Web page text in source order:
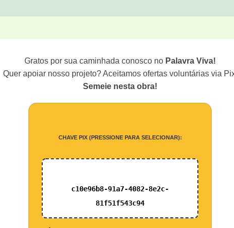
Gratos por sua caminhada conosco no Palavra Viva!
Quer apoiar nosso projeto? Aceitamos ofertas voluntárias via
Semeie nesta obra!
CHAVE PIX (PRESSIONE PARA SELECIONAR):
c10e96b8-91a7-4082-8e2c-
81f51f543c94